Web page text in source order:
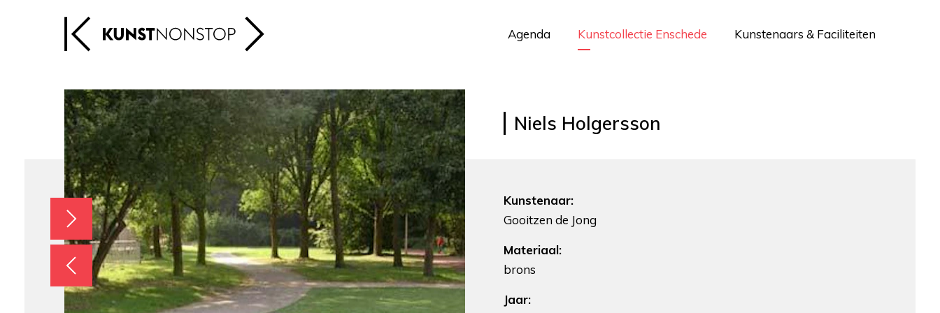
Agenda Kunstcollectie Enschede Kunstenaars & Faciliteiten
Niels Holgersson
Kunstenaar:
Gooitzen de Jong
Materiaal:
brons
Jaar: